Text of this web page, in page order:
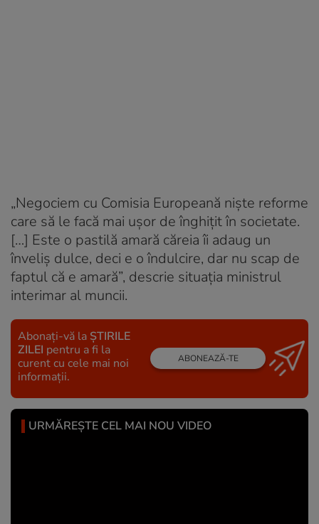
„Negociem cu Comisia Europeană niște reforme
care să le facă mai ușor de înghițit în societate.
[…] Este o pastilă amară căreia îi adaug un
înveliș dulce, deci e o îndulcire, dar nu scap de
faptul că e amară”, descrie situația ministrul
interimar al muncii.
Abonați-vă la ȘTIRILE
ZILEI pentru a fi la
curent cu cele mai noi
informații.
ABONEAZĂ-TE
URMĂREȘTE CEL MAI NOU VIDEO